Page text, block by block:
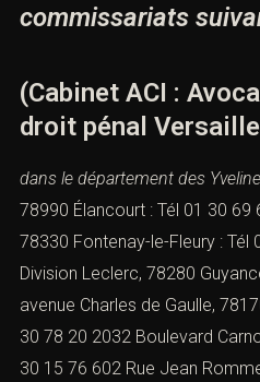
commissariats
(Cabinet ACI :
droit pénal
dans le département des
78990 Élancourt : Tél 01 30 69
78330 Fontenay-le-Fleury : Tél
Division Leclerc, 78280
avenue Charles de Gaulle,
30 78 20 2032 Boulevard
30 15 76 602 Rue Jean